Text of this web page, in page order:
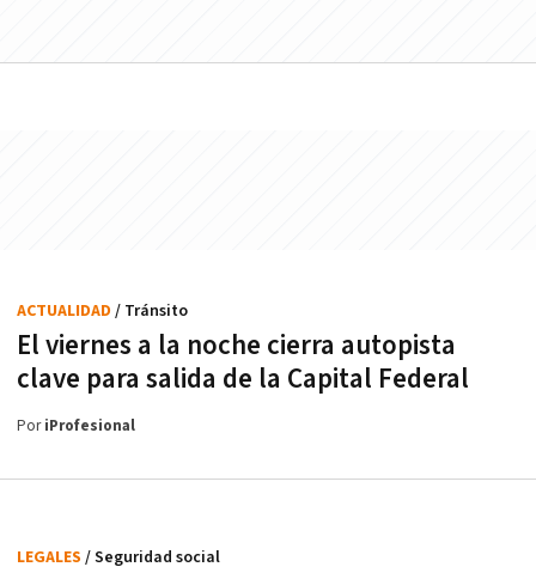
El viernes a la noche cierra autopista
clave para salida de la Capital Federal
ACTUALIDAD / Tránsito
PoriProfesional
LEGALES / Seguridad social